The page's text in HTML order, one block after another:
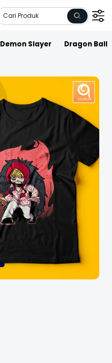
Demon Slayer Dragon Ball